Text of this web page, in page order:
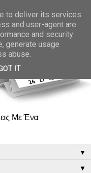
Με Ένα
▼
▼
to deliver its services
and user-agent are
and security
generate usage
abuse.
IT